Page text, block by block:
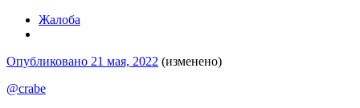
Жалоба
Опубликовано 21 мая, 2022 (изменено)
@crabe